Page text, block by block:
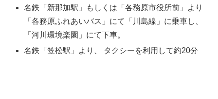
名鉄「新那加駅」もしくは「各務原市役所前」より
「各務原ふれあいバス」にて「川島線」に乗車し、
「河川環境楽園」にて下車。
名鉄「笠松駅」より、 タクシーを利用して約20分